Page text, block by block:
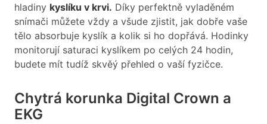
hladiny kyslíku v krvi. Díky perfektně vyladěném
snímači můžete vždy a všude zjistit, jak dobře vaše
tělo absorbuje kyslík a kolik si ho dopřává. Hodinky
monitorují saturaci kyslíkem po celých 24 hodin,
budete mít tudíž skvěý přehled o vaší fyzičce.
Chytrá korunka Digital Crown a
EKG